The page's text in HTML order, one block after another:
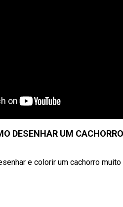
DESENHAR UM
e colorir um cachorro